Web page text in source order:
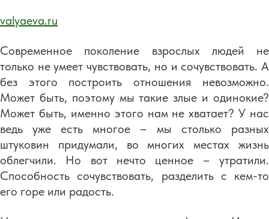
valyaeva.ru
Современное поколение взрослых людей не
только не умеет чувствовать, но и сочувствовать. А
без этого построить отношения невозможно.
Может быть, поэтому мы такие злые и одинокие?
Может быть, именно этого нам не хватает? У нас
ведь уже есть многое – мы столько разных
штуковин придумали, во многих местах жизнь
облегчили. Но вот нечто ценное – утратили.
Способность сочувствовать, разделить с кем-то
его горе или радость.